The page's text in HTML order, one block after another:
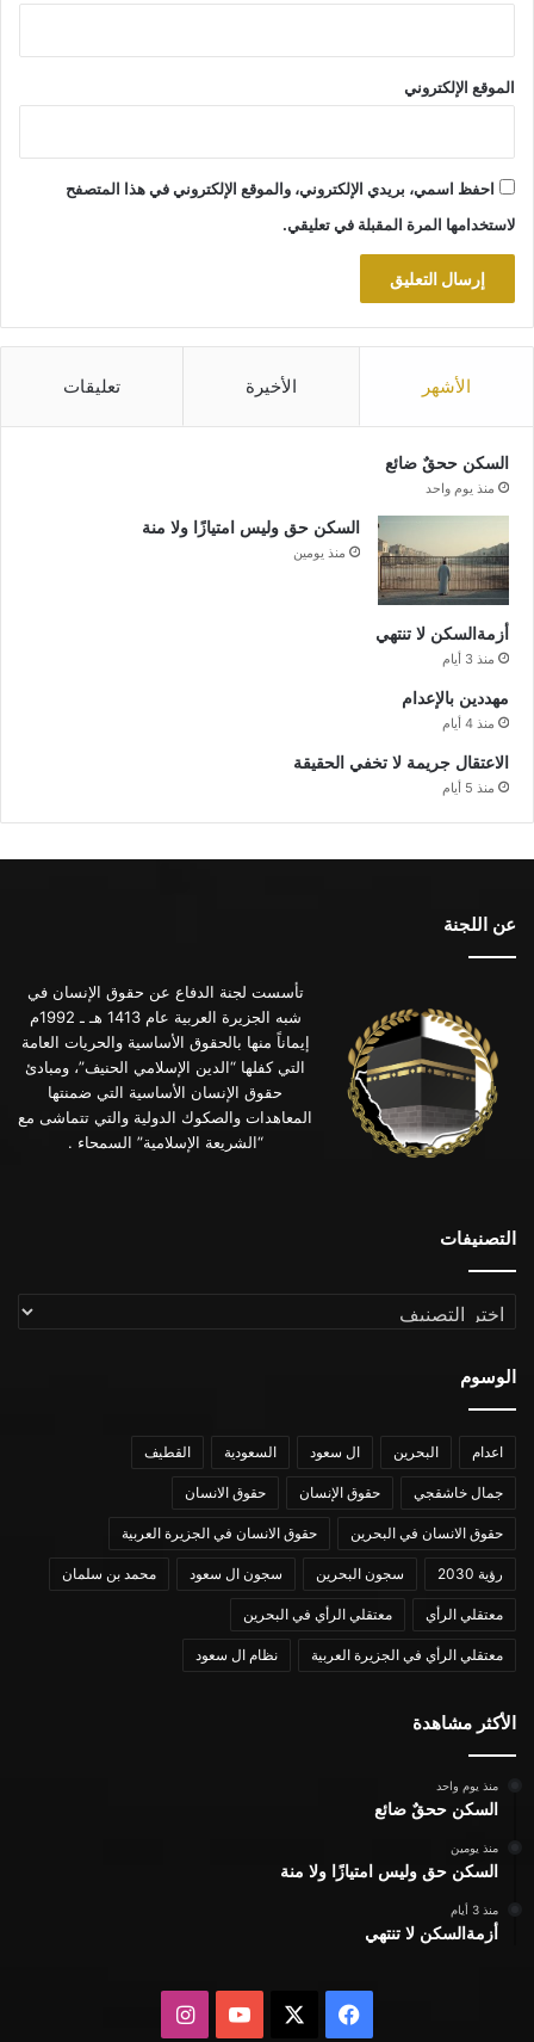
الموقع الإلكتروني
احفظ اسمي، بريدي الإلكتروني، والموقع الإلكتروني في هذا المتصفح
لاستخدامها المرة المقبلة في تعليقي.
الأشهر الأخيرة تعليقات
السكن ححقٌ ضائع
منذ يوم واحد
السكن حق وليس امتيازًا ولا منة
منذ يومين
أزمةالسكن لا تنتهي
منذ 3 أيام
مهددين بالإعدام
منذ 4 أيام
الاعتقال جريمة لا تخفي الحقيقة
منذ 5 أيام
عن اللجنة
تأسست لجنة الدفاع عن حقوق الإنسان في
شبه الجزيرة العربية عام 1413 هـ ـ 1992م
إيماناً منها بالحقوق الأساسية والحريات العامة
التي كفلها “الدين الإسلامي الحنيف”، ومبادئ
حقوق الإنسان الأساسية التي ضمنتها
المعاهدات والصكوك الدولية والتي تتماشى مع
“الشريعة الإسلامية” السمحاء .
التصنيفات
التصنيفات
الوسوم
اعدام البحرين ال سعود السعودية القطيف
جمال خاشقجي حقوق الإنسان حقوق الانسان
حقوق الانسان في البحرين حقوق الانسان في الجزيرة العربية
رؤية 2030 سجون البحرين سجون ال سعود محمد بن سلمان
معتقلي الرأي معتقلي الرأي في البحرين
معتقلي الرأي في الجزيرة العربية نظام ال سعود
الأكثر مشاهدة
منذ يوم واحد
السكن ححقٌ ضائع
منذ يومين
السكن حق وليس امتيازًا ولا منة
منذ 3 أيام
أزمةالسكن لا تنتهي
فيسبوك يوتيوبانستقرام